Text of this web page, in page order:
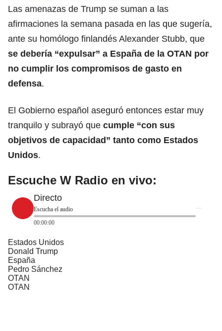
Las amenazas de Trump se suman a las
afirmaciones la semana pasada en las que sugería,
ante su homólogo finlandés Alexander Stubb, que
se debería “expulsar” a España de la OTAN por
no cumplir los compromisos de gasto en
defensa.
El Gobierno español aseguró entonces estar muy
tranquilo y subrayó que cumple “con sus
objetivos de capacidad” tanto como Estados
Unidos.
Escuche W Radio en vivo:
Directo
Escucha el audio
00:00:00
Estados Unidos
Donald Trump
España
Pedro Sánchez
OTAN
OTAN